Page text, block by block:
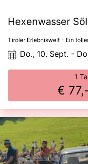
Hexenwasser
Tiroler Erlebniswelt - Ein
Do., 10. Sept. -
1
€